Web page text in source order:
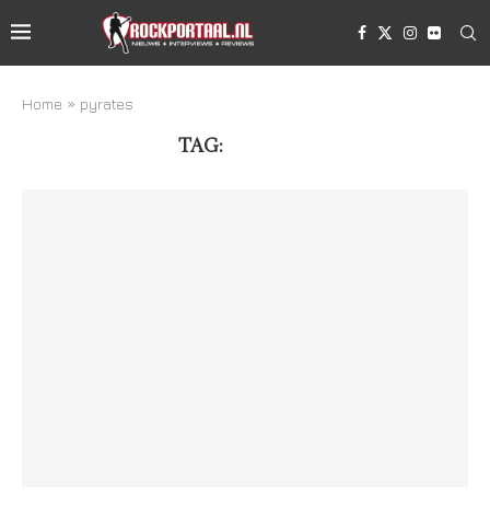
Home » pyrates
TAG: